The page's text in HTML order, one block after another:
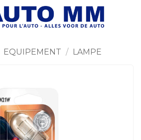
EQUIPEMENT / LAMPE